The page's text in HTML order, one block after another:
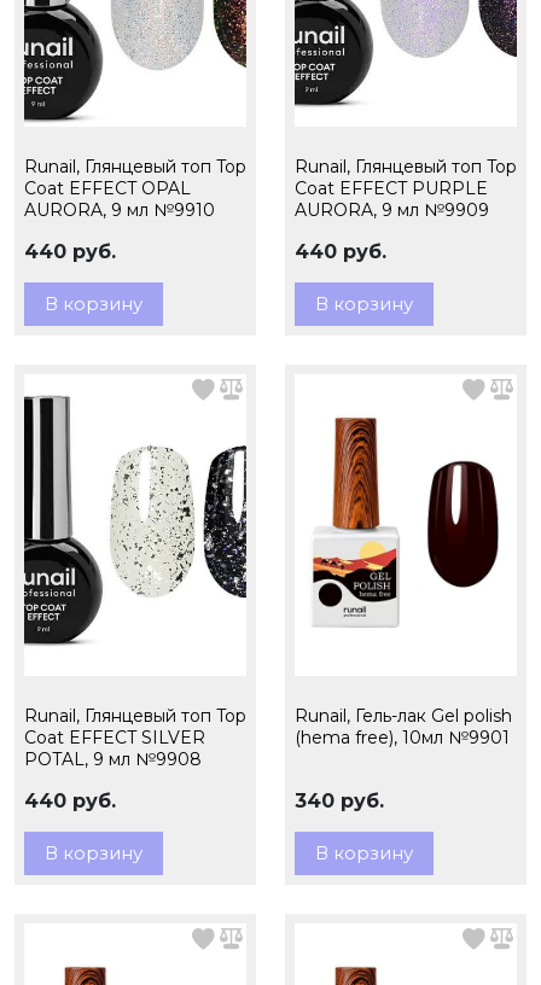
Runail, Глянцевый топ Top
Сoat EFFECT OPAL
AURORA, 9 мл №9910
440 руб.
В корзину
Runail, Глянцевый топ Top
Сoat EFFECT PURPLE
AURORA, 9 мл №9909
440 руб.
В корзину
Runail, Глянцевый топ Top
Сoat EFFECT SILVER
POTAL, 9 мл №9908
440 руб.
В корзину
Runail, Гель-лак Gel polish
(hema free), 10мл №9901
340 руб.
В корзину